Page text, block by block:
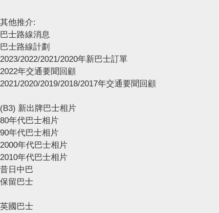
其他推介:
巴士路線消息
巴士路線計劃
2023/2022/2021/2020年新巴士訂單
2022年交通要聞回顧
2021/2020/2019/2018/2017年交通要聞回顧
(B3) 新出牌巴士相片
80年代巴士相片
90年代巴士相片
2000年代巴士相片
2010年代巴士相片
昔日中巴
保留巴士
英國巴士